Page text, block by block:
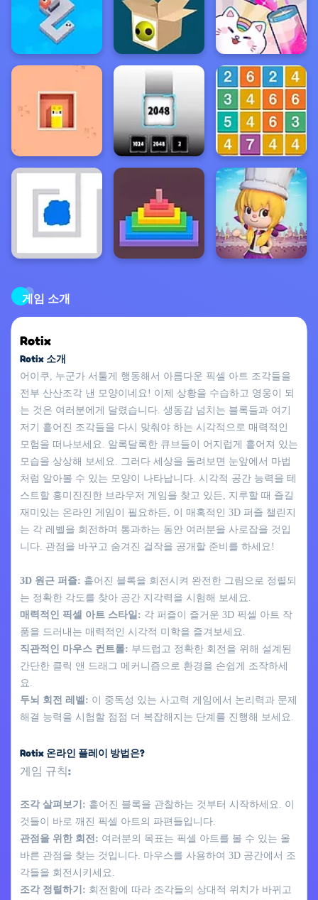
게임 소개
Rotix
Rotix 소개
어이쿠, 누군가 서툴게 행동해서 아름다운 픽셀 아트 조각들을
전부 산산조각 낸 모양이네요! 이제 상황을 수습하고 영웅이 되
는 것은 여러분에게 달렸습니다. 생동감 넘치는 블록들과 여기
저기 흩어진 조각들을 다시 맞춰야 하는 시각적으로 매력적인
모험을 떠나보세요. 알록달록한 큐브들이 어지럽게 흩어져 있는
모습을 상상해 보세요. 그러다 세상을 돌려보면 눈앞에서 마법
처럼 알아볼 수 있는 모양이 나타납니다. 시각적 공간 능력을 테
스트할 흥미진진한 브라우저 게임을 찾고 있든, 지루할 때 즐길
재미있는 온라인 게임이 필요하든, 이 매혹적인 3D 퍼즐 챌린지
는 각 레벨을 회전하며 통과하는 동안 여러분을 사로잡을 것입
니다. 관점을 바꾸고 숨겨진 걸작을 공개할 준비를 하세요!
3D 원근 퍼즐: 흩어진 블록을 회전시켜 완전한 그림으로 정렬되
는 정확한 각도를 찾아 공간 지각력을 시험해 보세요.
매력적인 픽셀 아트 스타일: 각 퍼즐이 즐거운 3D 픽셀 아트 작
품을 드러내는 매력적인 시각적 미학을 즐겨보세요.
직관적인 마우스 컨트롤: 부드럽고 정확한 회전을 위해 설계된
간단한 클릭 앤 드래그 메커니즘으로 환경을 손쉽게 조작하세
요.
두뇌 회전 레벨: 이 중독성 있는 사고력 게임에서 논리력과 문제
해결 능력을 시험할 점점 더 복잡해지는 단계를 진행해 보세요.
Rotix 온라인 플레이 방법은?
게임 규칙:
조각 살펴보기: 흩어진 블록을 관찰하는 것부터 시작하세요. 이
것들이 바로 깨진 픽셀 아트의 파편들입니다.
관점을 위한 회전: 여러분의 목표는 픽셀 아트를 볼 수 있는 올
바른 관점을 찾는 것입니다. 마우스를 사용하여 3D 공간에서 조
각들을 회전시키세요.
조각 정렬하기: 회전함에 따라 조각들의 상대적 위치가 바뀌고